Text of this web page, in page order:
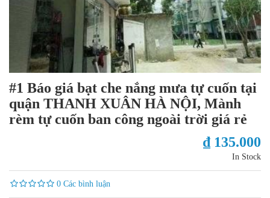
#1 Báo giá bạt che nắng mưa tự cuốn tại
quận THANH XUÂN HÀ NỘI, Mành
rèm tự cuốn ban công ngoài trời giá rẻ
₫ 135.000
In Stock
0 Các bình luận